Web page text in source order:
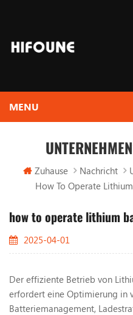
Zuhause Nachricht
How To Operate
how to operate lithium
2025-04-01
Der effiziente Betrieb von
erfordert eine Optimierung in
Batteriemanagement,